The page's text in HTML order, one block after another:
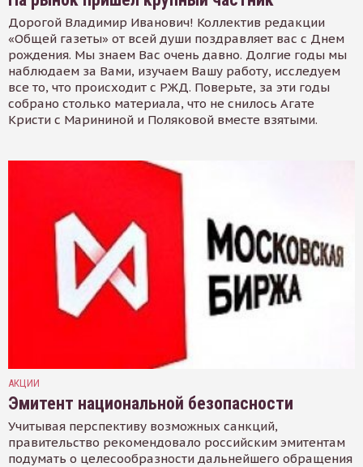
Дорогой Владимир Иванович! Коллектив редакции
«Общей газеты» от всей души поздравляет вас с Днем
рождения. Мы знаем Вас очень давно. Долгие годы мы
наблюдаем за Вами, изучаем Вашу работу, исследуем
все то, что происходит с РЖД. Поверьте, за эти годы
собрано столько материала, что не снилось Агате
Кристи с Марининой и Поляковой вместе взятыми.
АКЦИИ
Эмитент национальной безопасности
Учитывая перспективу возможных санкций,
правительство рекомендовало российским эмитентам
подумать о целесообразности дальнейшего обращения